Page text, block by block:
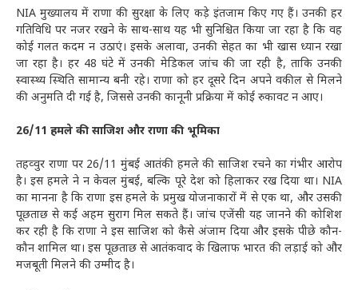
NIA मुख्यालय में राणा की सुरक्षा के लिए कड़े इंतजाम किए गए हैं। उनकी हर
गतिविधि पर नजर रखने के साथ-साथ यह भी सुनिश्चित किया जा रहा है कि वह
कोई गलत कदम न उठाएं। इसके अलावा, उनकी सेहत का भी खास ध्यान रखा
जा रहा है। हर 48 घंटे में उनकी मेडिकल जांच की जा रही है, ताकि उनकी
स्वास्थ्य स्थिति सामान्य बनी रहे। राणा को हर दूसरे दिन अपने वकील से मिलने
की अनुमति दी गई है, जिससे उनकी कानूनी प्रक्रिया में कोई रुकावट न आए।
26/11 हमले की साजिश और राणा की भूमिका
तहव्वुर राणा पर 26/11 मुंबई आतंकी हमले की साजिश रचने का गंभीर आरोप
है। इस हमले ने न केवल मुंबई, बल्कि पूरे देश को हिलाकर रख दिया था। NIA
का मानना है कि राणा इस हमले के प्रमुख योजनाकारों में से एक था, और उसकी
पूछताछ से कई अहम सुराग मिल सकते हैं। जांच एजेंसी यह जानने की कोशिश
कर रही है कि राणा ने इस साजिश को कैसे अंजाम दिया और इसके पीछे कौन-
कौन शामिल था। इस पूछताछ से आतंकवाद के खिलाफ भारत की लड़ाई को और
मजबूती मिलने की उम्मीद है।